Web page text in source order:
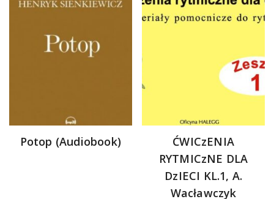
Potop (Audiobook)
ĆWICzENIA
RYTMICzNE DLA
DzIECI KL.1, A.
Wacławczyk